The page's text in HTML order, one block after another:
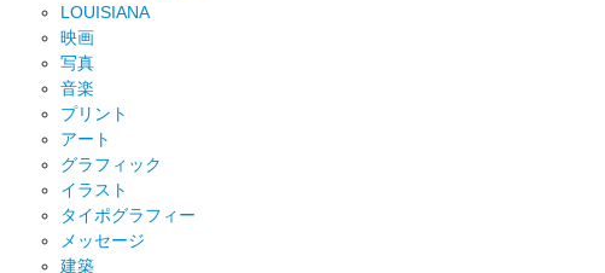
LOUISIANA
映画
写真
音楽
プリント
アート
グラフィック
イラスト
タイポグラフィー
メッセージ
建築